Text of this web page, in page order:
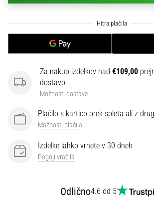
dresi
Nike,
PUMA.
vsake
in…
Za nakup izdelkov nad €109,00
dostavo
Možnosti dostave
Plačilo s kartico prek spleta ali z
Možnosti plačila
Izdelke lahko vrnete v 30 dneh
Pogoji vračila
Odlično4.6 od 5